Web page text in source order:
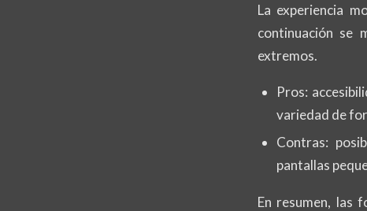
La experiencia
continuación se
extremos.
Pros:
variedad de
Contras:
pantallas
En resumen, las